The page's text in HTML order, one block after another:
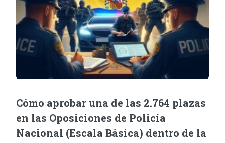
Cómo aprobar una de las 2.764 plazas
en las Oposiciones de Policía
Nacional (Escala Básica) dentro de la